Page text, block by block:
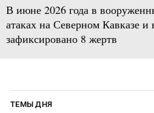
В июне 2026 года в
атаках на Северном Кавказе и
зафиксировано 8 жертв
ТЕМЫ ДНЯ